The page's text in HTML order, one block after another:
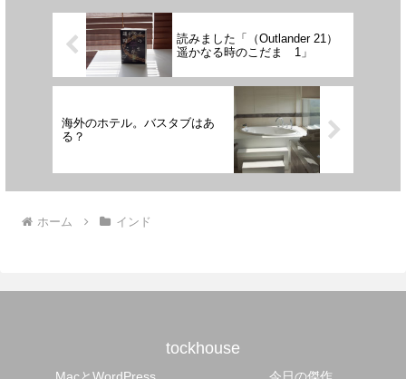
読みました「（Outlander 21）
遥かなる時のこだま 1」
海外のホテル。バスタブはあ
る？
ホーム インド
tockhouse